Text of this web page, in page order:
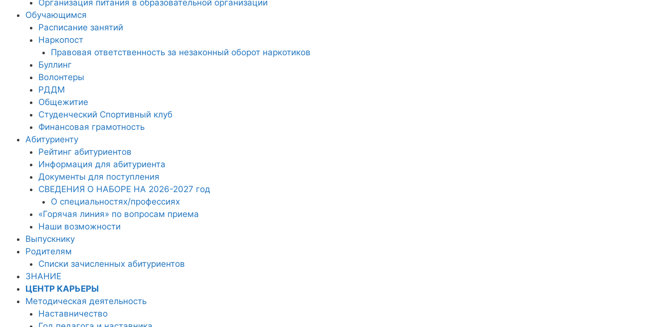
Организация питания в образовательной организации
Обучающимся
Расписание занятий
Наркопост
Правовая ответственность за незаконный оборот наркотиков
Буллинг
Волонтеры
РДДМ
Общежитие
Студенческий Спортивный клуб
Финансовая грамотность
Абитуриенту
Рейтинг абитуриентов
Информация для абитуриента
Документы для поступления
СВЕДЕНИЯ О НАБОРЕ НА 2026-2027 год
О специальностях/профессиях
«Горячая линия» по вопросам приема
Наши возможности
Выпускнику
Родителям
Списки зачисленных абитуриентов
ЗНАНИЕ
ЦЕНТР КАРЬЕРЫ
Методическая деятельность
Наставничество